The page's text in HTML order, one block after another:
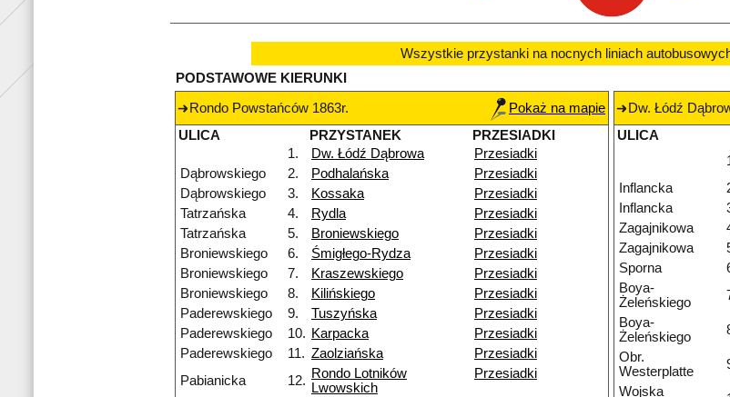
Wszystkie przystanki na nocnych liniach
PODSTAWOWE KIERUNKI
Rondo Powstańców 1863r.
Pokaż na mapie
ULICA
PRZYSTANEK
PRZESIADKI
1.
Dw. Łódź Dąbrowa
Przesiadki
Dąbrowskiego
2. Podhalańska
Przesiadki
Dąbrowskiego
3. Kossaka
Przesiadki
Tatrzańska
4. Rydla
Przesiadki
Tatrzańska
5. Broniewskiego
Przesiadki
Broniewskiego
6. Śmigłego-Rydza
Przesiadki
Broniewskiego
7. Kraszewskiego
Przesiadki
Broniewskiego
8. Kilińskiego
Przesiadki
Paderewskiego
9. Tuszyńska
Przesiadki
Paderewskiego
10. Karpacka
Przesiadki
Paderewskiego
11. Zaolziańska
Przesiadki
Pabianicka
12. Rondo Lotników
Lwowskich
Przesiadki
Dw. Łódź
ULICA
Inflancka
Inflancka
Zagajnikowa
Zagajnikowa
Sporna
Boya-
Żeleńskiego
Boya-
Żeleńskiego
Obr.
Westerplatte
Wojska